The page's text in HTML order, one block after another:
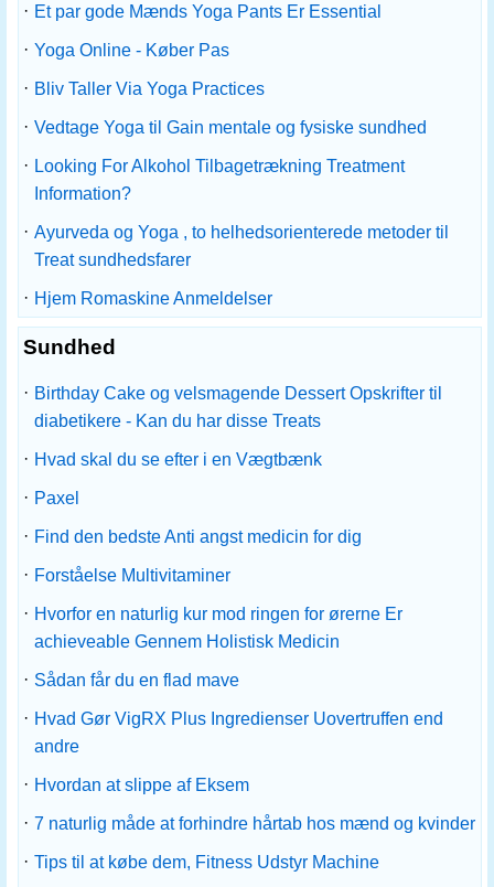
· Et par gode Mænds Yoga Pants Er Essential
· Yoga Online - Køber Pas
· Bliv Taller Via Yoga Practices
· Vedtage Yoga til Gain mentale og fysiske sundhed
· Looking For Alkohol Tilbagetrækning Treatment
Information?
· Ayurveda og Yoga , to helhedsorienterede metoder til
Treat sundhedsfarer
· Hjem Romaskine Anmeldelser
Sundhed
· Birthday Cake og velsmagende Dessert Opskrifter til
diabetikere - Kan du har disse Treats
· Hvad skal du se efter i en Vægtbænk
· Paxel
· Find den bedste Anti angst medicin for dig
· Forståelse Multivitaminer
· Hvorfor en naturlig kur mod ringen for ørerne Er
achieveable Gennem Holistisk Medicin
· Sådan får du en flad mave
· Hvad Gør VigRX Plus Ingredienser Uovertruffen end
andre
· Hvordan at slippe af Eksem
· 7 naturlig måde at forhindre hårtab hos mænd og kvinder
· Tips til at købe dem, Fitness Udstyr Machine